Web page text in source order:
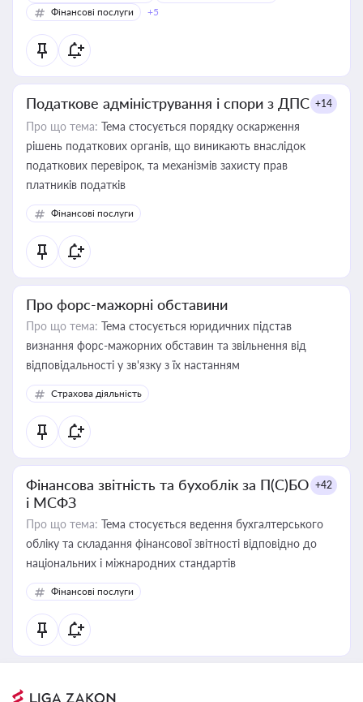
Фінансові послуги
+5
Податкове адміністрування і спори з ДПС +14
Про що тема: Тема стосується порядку оскарження
рішень податкових органів, що виникають внаслідок
податкових перевірок, та механізмів захисту прав
платників податків
Фінансові послуги
Про форс-мажорні обставини
Про що тема: Тема стосується юридичних підстав
визнання форс-мажорних обставин та звільнення від
відповідальності у зв'язку з їх настанням
Страхова діяльність
Фінансова звітність та бухоблік за П(С)БО
і МСФЗ
+42
Про що тема: Тема стосується ведення бухгалтерського
обліку та складання фінансової звітності відповідно до
національних і міжнародних стандартів
Фінансові послуги